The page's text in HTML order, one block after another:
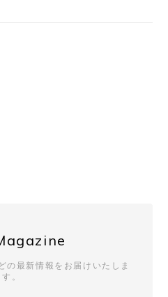
の最新情報をお届けいたしま
す。